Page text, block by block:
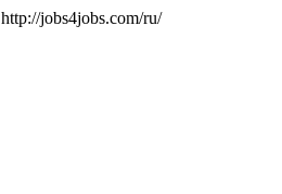
http://jobs4jobs.com/ru/